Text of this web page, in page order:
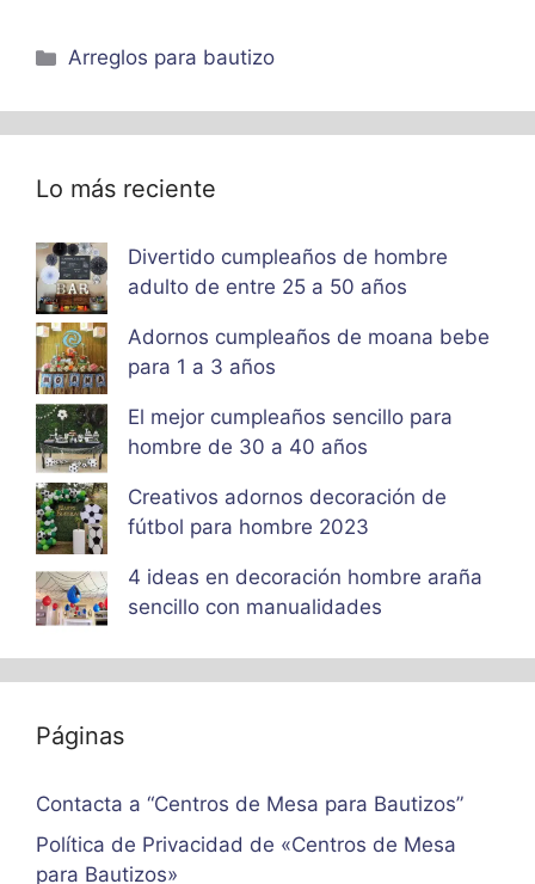
Categorías
Arreglos para bautizo
Lo más reciente
Divertido cumpleaños de hombre
adulto de entre 25 a 50 años
Adornos cumpleaños de moana bebe
para 1 a 3 años
El mejor cumpleaños sencillo para
hombre de 30 a 40 años
Creativos adornos decoración de
fútbol para hombre 2023
4 ideas en decoración hombre araña
sencillo con manualidades
Páginas
Contacta a “Centros de Mesa para Bautizos”
Política de Privacidad de «Centros de Mesa
para Bautizos»